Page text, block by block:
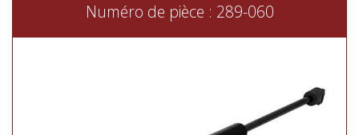
Numéro de pièce : 289-060